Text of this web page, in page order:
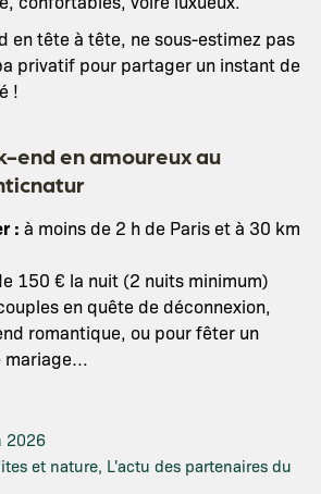
en tête à tête, ne sous-estimez pas
privatif pour partager un instant de
!
end en amoureux au
: à moins de 2 h de Paris et à 30 km
150 € la nuit (2 nuits minimum)
en quête de déconnexion,
romantique, ou pour fêter un
mariage…
2026
et nature, L'actu des partenaires du